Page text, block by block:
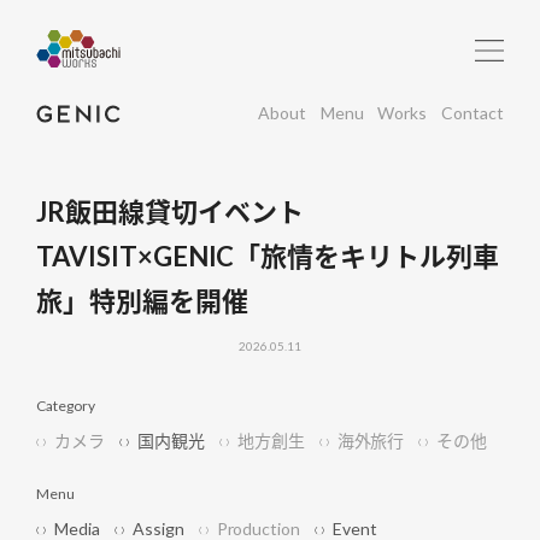
About Menu Works Contact
JR飯田線貸切イベント
TAVISIT×GENIC「旅情をキリトル列車
旅」特別編を開催
2026.05.11
Category
カメラ 国内観光 地方創生 海外旅行 その他
Menu
Media Assign Production Event